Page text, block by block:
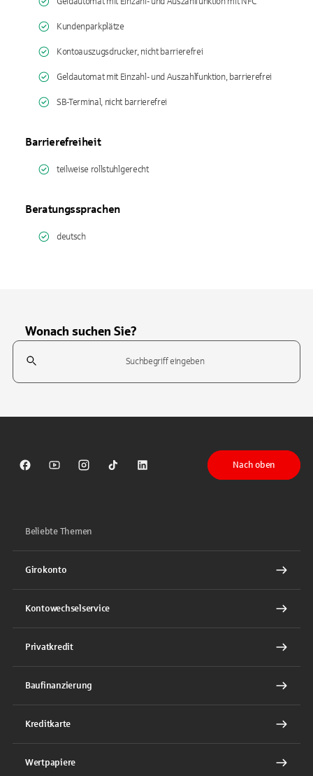
Kundenparkplätze
Kontoauszugsdrucker, nicht barrierefrei
Geldautomat mit Einzahl- und Auszahlfunktion, barrierefrei
SB-Terminal, nicht barrierefrei
Barrierefreiheit
teilweise rollstuhlgerecht
Beratungssprachen
deutsch
Wonach suchen Sie?
Suchfeld
Sparkasse auf Facebook
Sparkasse auf Youtube
Sparkasse auf Instagram
Sparkasse auf TikTok
Sparkasse auf LinkedIn
Nach oben
Beliebte Themen
Girokonto
Kontowechselservice
Privatkredit
Baufinanzierung
Kreditkarte
Wertpapiere